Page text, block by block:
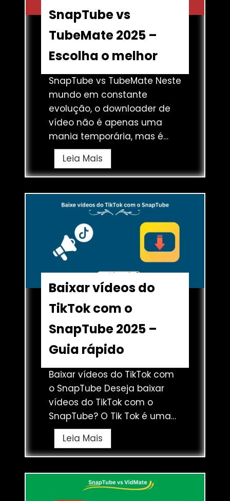
p
T
u
b
e
2
0
2
5
e
s
d
F
a
c
e
b
o
k
c
o
m
a
p
u
b
e
–
M
é
t
o
d
r
p
SnapTube vs
TubeMate 2025 –
Escolha o melhor
SnapTube vs TubeMate Neste
mundo em constante
evolução, o downloader de
vídeo não é apenas uma
mania temporária, mas é…
Leia Mais
n
p
T
v
s
u
b
M
a
t
e
2
0
5
E
s
Baixar vídeos do
TikTok com o
SnapTube 2025 –
Guia rápido
Baixar vídeos do TikTok com
o SnapTube Deseja baixar
vídeos do TikTok com o
SnapTube? O Tik Tok é uma…
Leia Mais
a
x